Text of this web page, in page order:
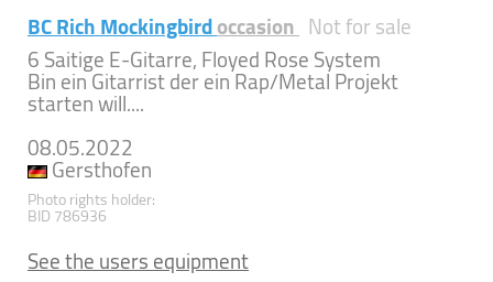
BC Rich Mockingbirdoccasion Not for sale
6 Saitige E-Gitarre, Floyed Rose System
Bin ein Gitarrist der ein Rap/Metal Projekt
starten will....
08.05.2022
Gersthofen
Photo rights holder:
BID 786936
See the users equipment